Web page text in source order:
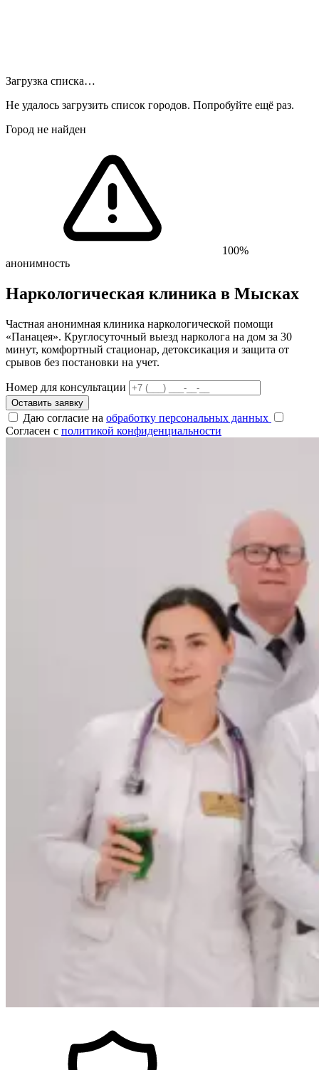
Загрузка списка…
Не удалось загрузить список городов. Попробуйте ещё раз.
Город не найден
100%
анонимность
Наркологическая клиника в Мысках
Частная анонимная клиника наркологической помощи
«Панацея». Круглосуточный выезд нарколога на дом за 30
минут, комфортный стационар, детоксикация и защита от
срывов без постановки на учет.
Номер для консультации
Оставить заявку
Даю согласие на обработку персональных данных
Согласен с политикой конфиденциальности